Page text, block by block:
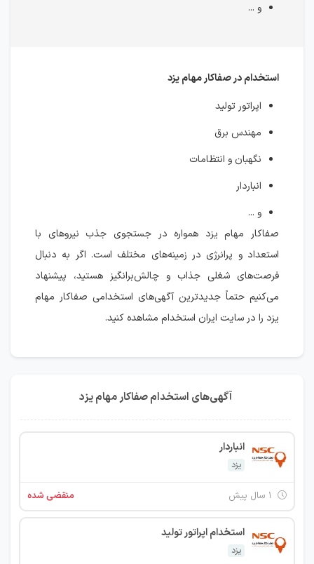
و ...
استخدام در صفاکار مهام یزد
اپراتور تولید
مهندس برق
نگهبان و انتظامات
انباردار
و ...
صفاکار مهام یزد همواره در جستجوی جذب نیروهای با
استعداد و پرانرژی در زمینه‌های مختلف است. اگر به دنبال
فرصت‌های شغلی جذاب و چالش‌برانگیز هستید، پیشنهاد
می‌کنیم حتماً جدیدترین آگهی‌های استخدامی صفاکار مهام
یزد را در سایت ایران استخدام مشاهده کنید.
آگهی‌های استخدام صفاکار مهام یزد
انباردار
یزد
منقضی شده
استخدام اپراتور تولید
یزد